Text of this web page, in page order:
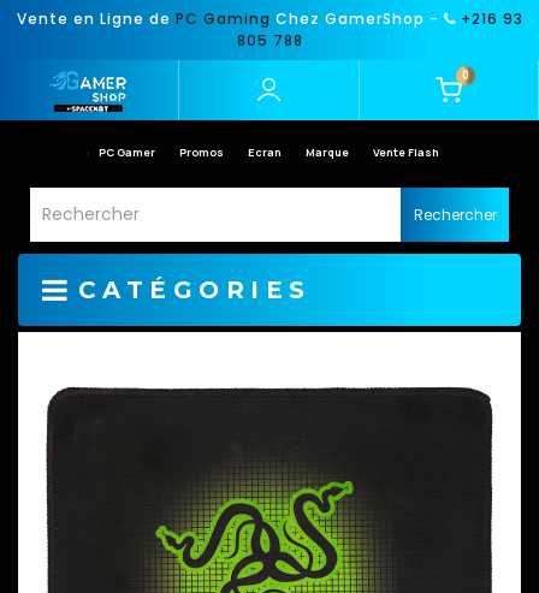
Vente en Ligne de PC Gaming Chez GamerShop -
+216 93
805 788
0
PC Gamer Promos Ecran Marque Vente Flash
Rechercher
CATÉGORIES